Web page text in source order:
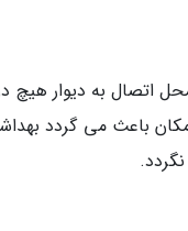
به دیوار هیچ
باعث می گردد